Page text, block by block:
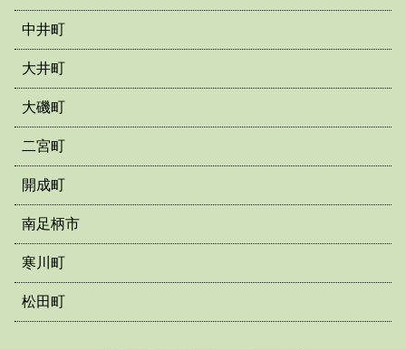
中井町
大井町
大磯町
二宮町
開成町
南足柄市
寒川町
松田町